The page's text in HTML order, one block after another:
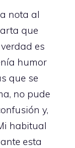
nota al
que
es
humor
que se
no pude
y,
habitual
esta